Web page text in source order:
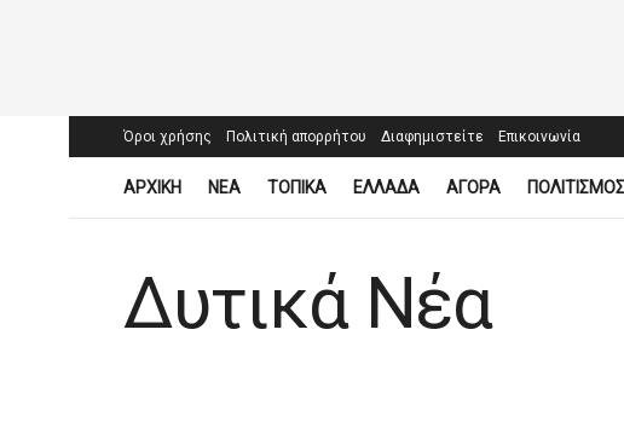
Όροι χρήσης Πολιτική απορρήτου Διαφημιστείτε Επικοινωνία
ΑΡΧΙΚΗ ΝΕΑ ΤΟΠΙΚΑ ΕΛΛΑΔΑ ΑΓΟΡΑ ΠΟΛΙΤΙΣΜΟΣ
Δυτικά Νέα